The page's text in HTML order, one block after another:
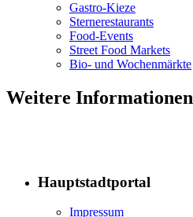
Gastro-Kieze
Sternerestaurants
Food-Events
Street Food Markets
Bio- und Wochenmärkte
Weitere
Hauptstadtportal
Impressum